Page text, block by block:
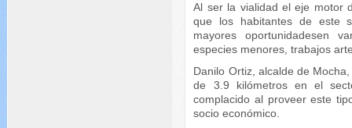
Al ser la vialidad el eje motor
que los habitantes de este
mayores oportunidadesen
especies menores, trabajos
Danilo Ortiz, alcalde de
de 3.9 kilómetros en el
complacido al proveer este
socio económico.